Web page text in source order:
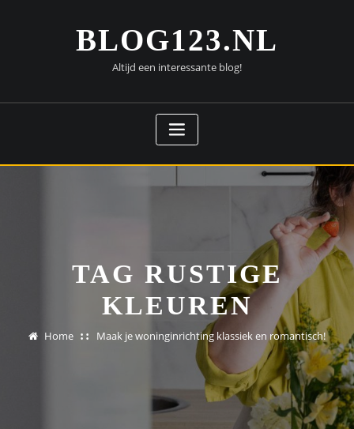
BLOG123.NL
Altijd een interessante blog!
TAG RUSTIGE
KLEUREN
Home Maak je woninginrichting klassiek en romantisch!